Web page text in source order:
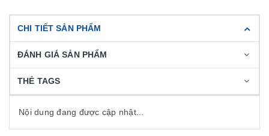
CHI TIẾT SẢN PHẨM
ĐÁNH GIÁ SẢN PHẨM
THẺ TAGS
Nội dung đang được cập nhật...